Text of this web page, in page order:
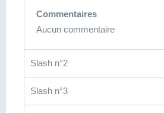
Commentaires
Aucun commentaire
Slash n°2
Slash n°3